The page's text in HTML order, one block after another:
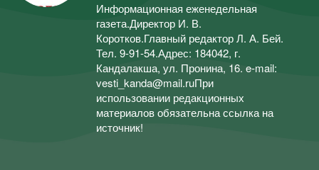
Информационная еженедельная
газета.Директор И. В.
Коротков.Главный редактор Л. А. Бей.
Тел. 9-91-54.Адрес: 184042, г.
Кандалакша, ул. Пронина, 16. e-mail:
vesti_kanda@mail.ruПри
использовании редакционных
материалов обязательна ссылка на
источник!